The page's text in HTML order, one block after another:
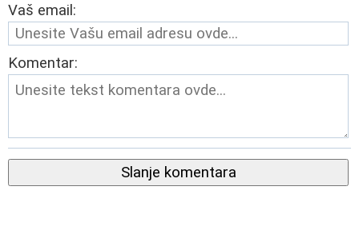
Vaš email:
Komentar:
Slanje komentara